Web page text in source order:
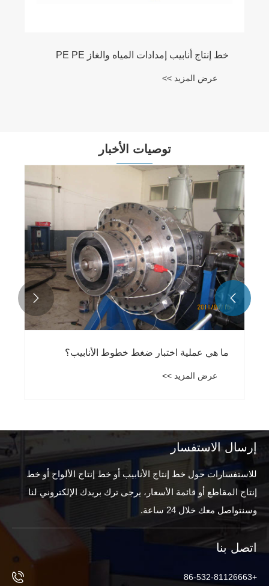
خط إنتاج أنابيب إمدادات المياه والغاز PE PE
عرض المزيد >>
توصيات الأخبار
ما هي عملية اختبار ضغط خطوط الأنابيب؟
عرض المزيد >>


إرسال الاستفسار
للاستفسارات حول خط إنتاج الأنابيب أو خط إنتاج الألواح أو خط
إنتاج المقاطع أو قائمة الأسعار، يرجى ترك بريدك الإلكتروني لنا
وسنتواصل معك خلال 24 ساعة.
اتصل بنا
+86-532-81126663